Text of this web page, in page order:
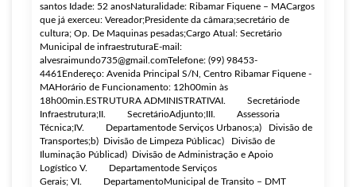
santos Idade: 52 anosNaturalidade: Ribamar Fiquene – MACargos
que já exerceu: Vereador;Presidente da câmara;secretário de
cultura; Op. De Maquinas pesadas;Cargo Atual: Secretário
Municipal de infraestruturaE-mail:
alvesraimundo735@gmail.comTelefone: (99) 98453-
4461Endereço: Avenida Principal S/N, Centro Ribamar Fiquene -
MAHorário de Funcionamento: 12h00min às
18h00min.ESTRUTURA ADMINISTRATIVAI. Secretáriode
Infraestrutura;II. SecretárioAdjunto;III. Assessoria
Técnica;IV. Departamentode Serviços Urbanos;a) Divisão de
Transportes;b) Divisão de Limpeza Públicac) Divisão de
Iluminação Públicad) Divisão de Administração e Apoio
Logístico V. Departamentode Serviços
Gerais; VI. DepartamentoMunicipal de Transito – DMT